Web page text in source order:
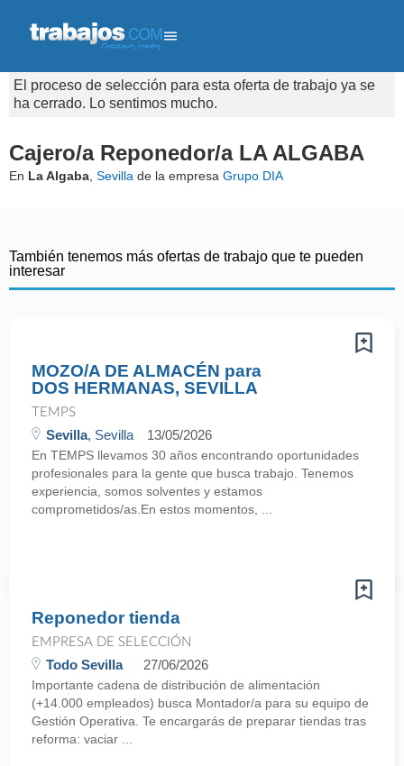
El proceso de selección para esta oferta de trabajo ya se
ha cerrado. Lo sentimos mucho.
Cajero/a Reponedor/a LA ALGABA
En La Algaba Sevilla de la empresa Grupo DIA
También tenemos más ofertas de trabajo que te pueden
interesar
MOZO/A DE ALMACÉN para
DOS HERMANAS, SEVILLA
TEMPS
Sevilla, Sevilla 13/05/2026
En TEMPS llevamos 30 años encontrando oportunidades
profesionales para la gente que busca trabajo. Tenemos
experiencia, somos solventes y estamos
comprometidos/as.En estos momentos, ...
Reponedor tienda
EMPRESA DE SELECCIÓN
Todo Sevilla 27/06/2026
Importante cadena de distribución de alimentación
(+14.000 empleados) busca Montador/a para su equipo de
Gestión Operativa. Te encargarás de preparar tiendas tras
reforma: vaciar ...